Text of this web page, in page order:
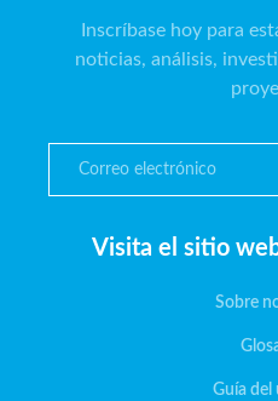
Inscríbase hoy para
noticias, análisis,
Visita el sitio
Sobre
Guía del